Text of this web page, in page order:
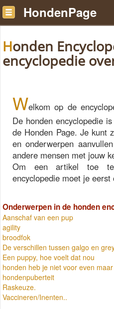
HondenPage
Honden Encyclopedie: de
encyclopedie
Welkom op de
De honden encyclopedie
de Honden Page. Je kunt
en onderwerpen
andere mensen met jouw
Om een artikel toe
encyclopedie moet je eerst
Onderwerpen in de honden
Aanschaf van een pup
agility
broodfok
De verschillen tussen galgo en
Een puppy, hoe voelt dat nou
honden heb je niet voor even
hondenpuberteit
Raskeuze.
Vaccineren/Inenten..